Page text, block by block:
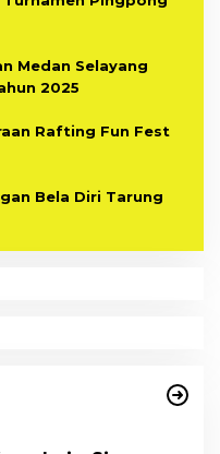
Medan Selayang
2025
Rafting Fun Fest
Bela Diri Tarung